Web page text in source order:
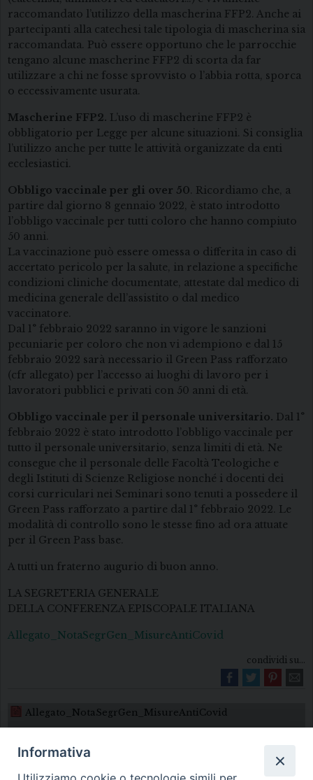
raccomandato l’utilizzo della mascherina FFP2. Anche ai
partecipanti alla catechesi tale tipologia di mascherina sia
raccomandata. Può essere opportuno che le parrocchie
tengano alcune mascherine FFP2 di scorta da far
utilizzare a chi ne fosse sprovvisto o l’abbia rotta, sporca
o eccessivamente usurata.
Mascherine FFP2. L’uso di mascherine FFP2 è
obbligatorio per Legge per alcune situazioni. Si consiglia
l’utilizzo anche per tutte le attività organizzate da enti
ecclesiastici.
Obbligo vaccinale per gli over 50. Ricordiamo che, a
partire dal giorno 8 gennaio 2022, è stato introdotto
l’obbligo vaccinale per tutti coloro che hanno compiuto
50 anni.
La vaccinazione può essere omessa o differita in caso di
accertato pericolo per la salute, in relazione a specifiche
condizioni cliniche documentate, attestate dal medico di
medicina generale dell’assistito o dal medico
vaccinatore.
Dal 1° febbraio 2022 saranno in vigore le sanzioni
pecuniarie per coloro che non vi adempiono e dal 15
febbraio 2022 sarà necessario il Green Pass rafforzato
(cfr allegato) per l’accesso ai luoghi di lavoro per i
lavoratori pubblici e privati con 50 anni di età.
Obbligo vaccinale per il personale universitario. Dal 1°
febbraio 2022 è stato introdotto l’obbligo vaccinale per
tutto il personale universitario, senza limiti di età. Ne
consegue che il personale delle Facoltà Teologiche e
degli Istituti di Scienze Religiose nonché i docenti dei
corsi curriculari nei Seminari sono tenuti a possedere il
Green Pass rafforzato a partire dal 1° febbraio 2022. Le
modalità di controllo sono le stesse fino ad ora attuate
per il Green Pass base.
A tutti un fraterno augurio di buon anno.
LA SEGRETERIA GENERALE
DELLA CONFERENZA EPISCOPALE ITALIANA
Allegato_NotaSegrGen_MisureAntiCovid
condividi su...
Allegato_NotaSegrGen_MisureAntiCovid
Informativa